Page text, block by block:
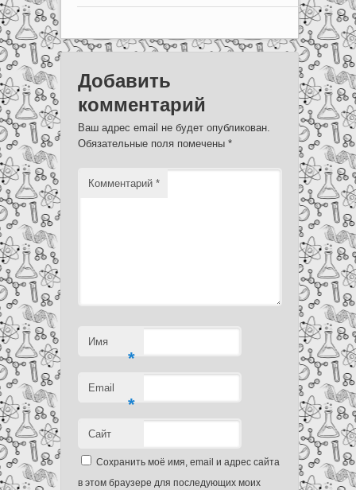
Добавить
комментарий
Ваш адрес email не будет опубликован.
Обязательные поля помечены *
Комментарий *
Имя
*
Email
*
Сайт
Сохранить моё имя, email и адрес сайта
в этом браузере для последующих моих